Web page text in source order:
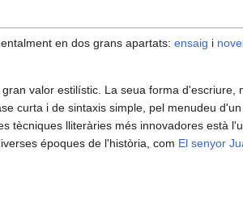
en dos grans apartats: ensaig i
valor estilístic. La seua forma d'escriure,
curta i de sintaxis simple, pel menudeu
tècniques lliteràries més innovadores està
époques de l'història, com El senyor